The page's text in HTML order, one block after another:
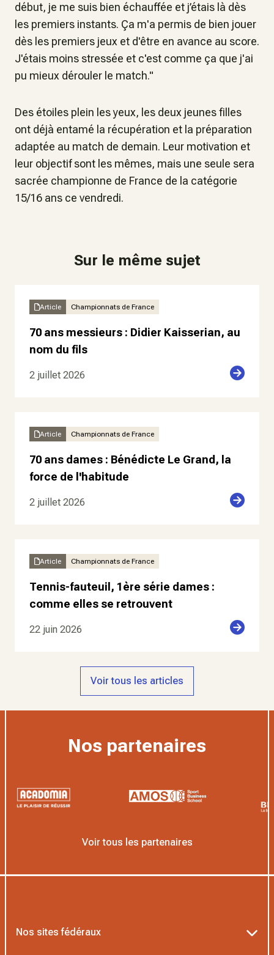
début, je me suis bien échauffée et j’étais là dès
les premiers instants. Ça m'a permis de bien jouer
dès les premiers jeux et d'être en avance au score.
J'étais moins stressée et c'est comme ça que j'ai
pu mieux dérouler le match."
Des étoiles plein les yeux, les deux jeunes filles
ont déjà entamé la récupération et la préparation
adaptée au match de demain. Leur motivation et
leur objectif sont les mêmes, mais une seule sera
sacrée championne de France de la catégorie
15/16 ans ce vendredi.
Sur le même sujet
Article Championnats de France
70 ans messieurs : Didier Kaisserian, au
nom du fils
2 juillet 2026
Article Championnats de France
70 ans dames : Bénédicte Le Grand, la
force de l'habitude
2 juillet 2026
Article Championnats de France
Tennis-fauteuil, 1ère série dames :
comme elles se retrouvent
22 juin 2026
Voir tous les articles
Nos partenaires
Voir tous les partenaires
Nos sites fédéraux